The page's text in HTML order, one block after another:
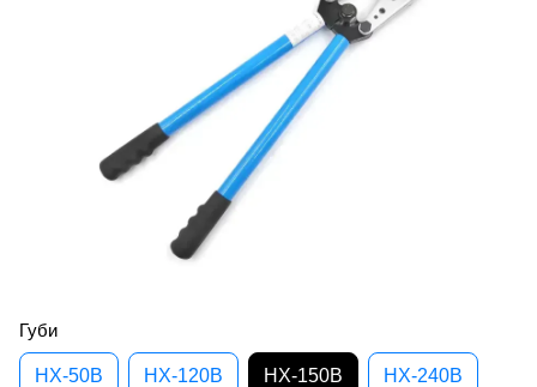
Губи
HX-50B HX-120B HX-150B HX-240B